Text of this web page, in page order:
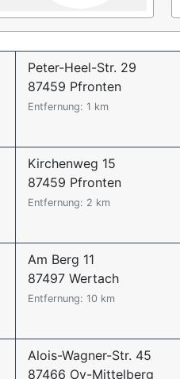
Peter-Heel-Str. 29
87459 Pfronten
Entfernung: 1 km
Kirchenweg 15
87459 Pfronten
Entfernung: 2 km
Am Berg 11
87497 Wertach
Entfernung: 10 km
Alois-Wagner-Str. 45
87466 Oy-Mittelberg